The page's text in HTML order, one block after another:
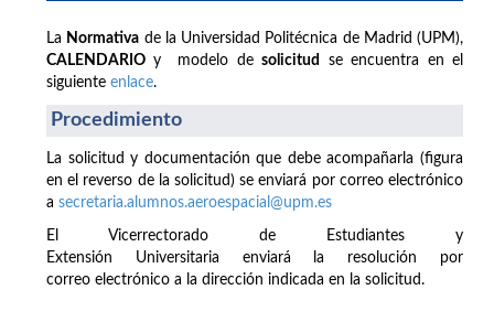
La Normativa de la Universidad Politécnica de Madrid (UPM),
CALENDARIO y modelo desolicitud
se encuentra en el
siguiente enlace.
Procedimiento
La solicitud y documentación que debe acompañarla (figura
en el reverso de la solicitud) se enviará por correo electrónico
a secretaria.alumnos.aeroespacial@upm.es
El Vicerrectorado de Estudiantes y
Extensión Universitaria enviará la resolución por
correo electrónico a la dirección indicada en la solicitud.